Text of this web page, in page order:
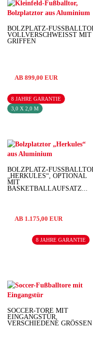
BOLZPLATZ-FUSSBALLTOR,
OLLVERSCHWEISST MIT GR
IFFEN
AB 899,00 EUR
8 JAHRE GARANTIE
3,0 X 2,0 M
BOLZPLATZ-FUSSBALLTOR
HERKULES“, OPTIONAL M
IT B
ASKETBALLAUFSATZ...
AB 1.175,00 EUR
8 JAHRE GARANTIE
SOCCER-TORE MIT
EINGANGSTÜR,
VERSCHIEDENE GRÖSSEN